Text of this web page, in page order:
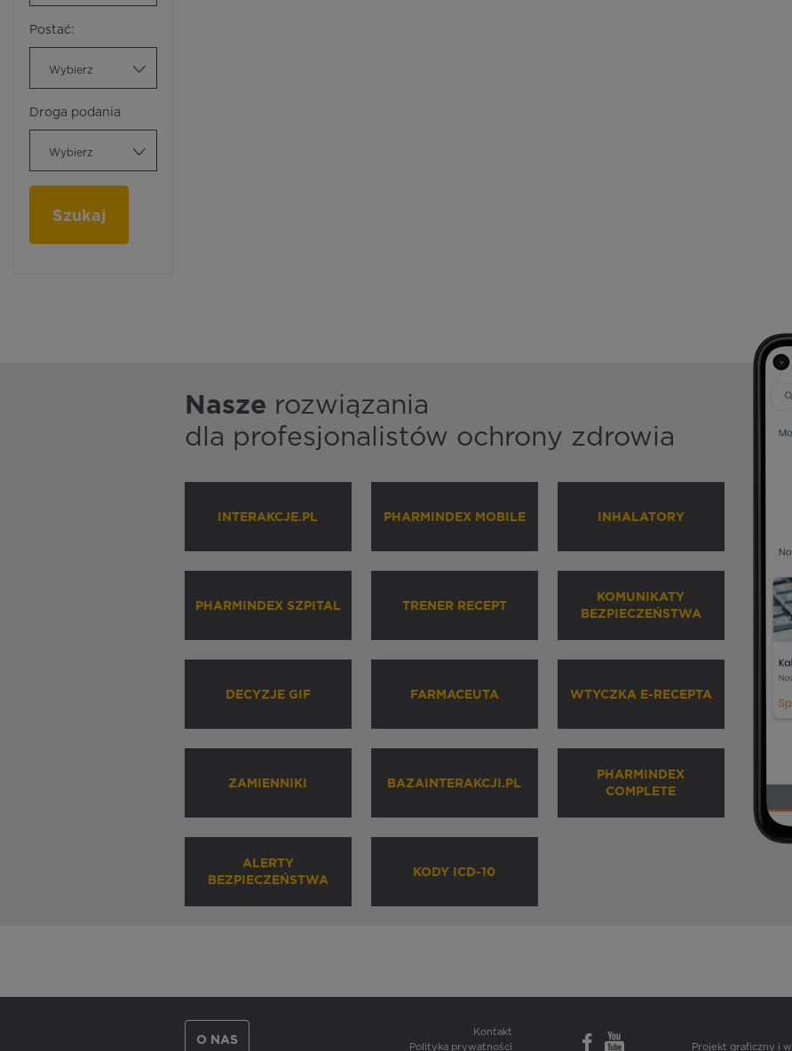
Postać:
Wybierz
Droga podania
Wybierz
Szukaj
Nasze rozwiązania
dla profesjonalistów ochrony zdrowia
INTERAKCJE.PL PHARMINDEX MOBILE INHALATORY
PHARMINDEX SZPITAL TRENER RECEPT
KOMUNIKATY
BEZPIECZEŃSTWA
DECYZJE GIF FARMACEUTA WTYCZKA E-RECEPTA
ZAMIENNIKI BAZAINTERAKCJI.PL
PHARMINDEX
COMPLETE
ALERTY
BEZPIECZEŃSTWA
KODY ICD-10
O NAS
Kontakt
Polityka prywatności
Projekt graficzny i